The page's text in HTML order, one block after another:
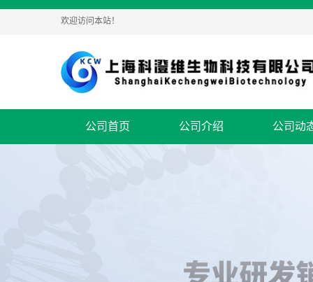
欢迎访问本站！
公司首页 公司介绍 公司动